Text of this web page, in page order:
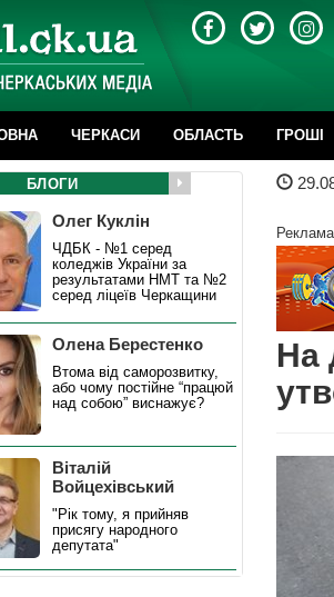
ЧЕРКАСИ ОБЛАСТЬ ГРОШІ
Реклама
На
БЛОГИ
Олег Куклін
ЧДБК - №1 серед
коледжів України за
результатами НМТ та №2
серед ліцеїв Черкащини
Олена Берестенко
Втома від саморозвитку,
або чому постійне “працюй
над собою” виснажує?
Віталій
Войцехівський
"Рік тому, я прийняв
присягу народного
депутата"